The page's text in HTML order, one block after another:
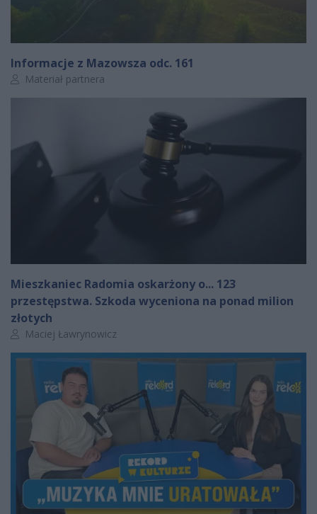
Informacje z Mazowsza odc. 161
Autor artykułu:
Materiał partnera
Mieszkaniec Radomia oskarżony o... 123
przestępstwa. Szkoda wyceniona na ponad milion
złotych
Autor artykułu:
Maciej Ławrynowicz